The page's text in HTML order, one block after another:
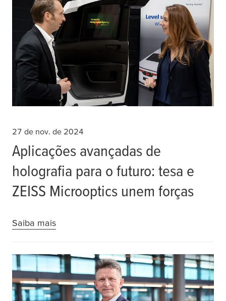
27 de nov. de 2024
Aplicações avançadas de
holografia para o futuro: tesa e
ZEISS Microoptics unem forças
Saiba mais